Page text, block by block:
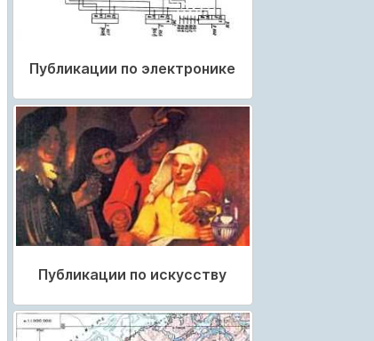
Публикации по электронике
Публикации по искусству